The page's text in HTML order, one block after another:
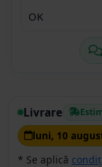
OK
Livrare
luni, 10
* Se aplică